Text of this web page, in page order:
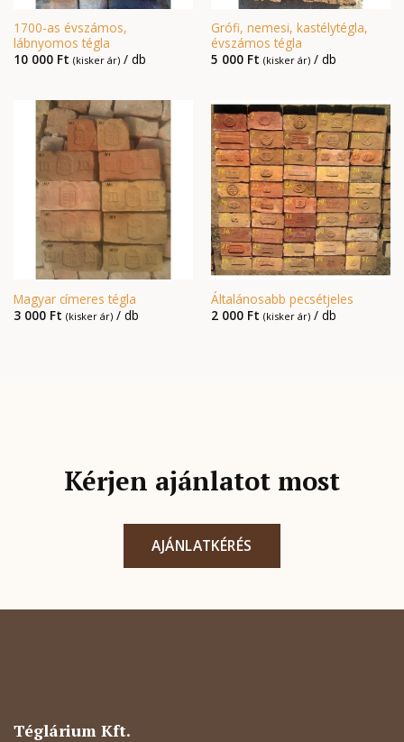
1700-as évszámos,
lábnyomos tégla
10 000 Ft (kisker ár)/ db
Grófi, nemesi, kastélytégla,
évszámos tégla
5 000 Ft (kisker ár)/ db
Magyar címeres tégla
3 000 Ft (kisker ár)/ db
Általánosabb pecsétjeles
2 000 Ft (kisker ár)/ db
Kérjen ajánlatot most
AJÁNLATKÉRÉS
Téglárium Kft.